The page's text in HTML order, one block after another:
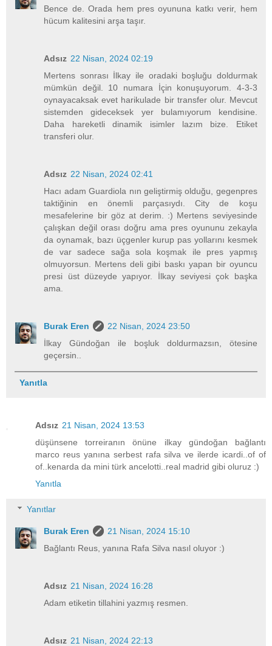
Bence de. Orada hem pres oyununa katkı verir, hem
hücum kalitesini arşa taşır.
Adsız 22 Nisan, 2024 02:19
Mertens sonrası İlkay ile oradaki boşluğu doldurmak
mümkün değil. 10 numara İçin konuşuyorum. 4-3-3
oynayacaksak evet harikulade bir transfer olur. Mevcut
sistemden gideceksek yer bulamıyorum kendisine.
Daha hareketli dinamik isimler lazım bize. Etiket
transferi olur.
Adsız 22 Nisan, 2024 02:41
Hacı adam Guardiola nın geliştirmiş olduğu, gegenpres
taktiğinin en önemli parçasıydı. City de koşu
mesafelerine bir göz at derim. :) Mertens seviyesinde
çalışkan değil orası doğru ama pres oyununu zekayla
da oynamak, bazı üçgenler kurup pas yollarını kesmek
de var sadece sağa sola koşmak ile pres yapmış
olmuyorsun. Mertens deli gibi baskı yapan bir oyuncu
presi üst düzeyde yapıyor. İlkay seviyesi çok başka
ama.
Burak Eren
22 Nisan, 2024 23:50
İlkay Gündoğan ile boşluk doldurmazsın, ötesine
geçersin..
Yanıtla
Adsız 21 Nisan, 2024 13:53
düşünsene torreiranın önüne ilkay gündoğan bağlantı
marco reus yanına serbest rafa silva ve ilerde icardi..of of
of..kenarda da mini türk ancelotti..real madrid gibi oluruz :)
Yanıtla
Yanıtlar
Burak Eren
21 Nisan, 2024 15:10
Bağlantı Reus, yanına Rafa Silva nasıl oluyor :)
Adsız 21 Nisan, 2024 16:28
Adam etiketin tillahini yazmış resmen.
Adsız 21 Nisan, 2024 22:13